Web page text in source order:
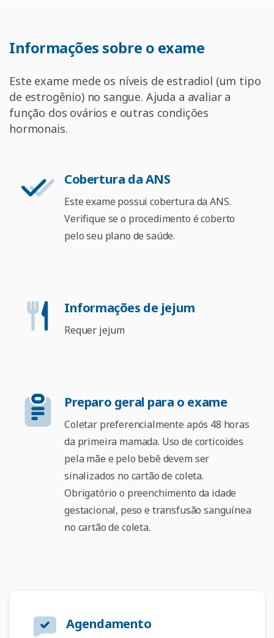
Informações sobre o exame
Este exame mede os níveis de estradiol (um tipo
de estrogênio) no sangue. Ajuda a avaliar a
função dos ovários e outras condições
hormonais.
Cobertura da ANS
Este exame possui cobertura da ANS.
Verifique se o procedimento é coberto
pelo seu plano de saúde.
Informações de jejum
Requer jejum
Preparo geral para o exame
Coletar preferencialmente após 48 horas
da primeira mamada. Uso de corticoides
pela mãe e pelo bebê devem ser
sinalizados no cartão de coleta.
Obrigatório o preenchimento da idade
gestacional, peso e transfusão sanguínea
no cartão de coleta.
Agendamento